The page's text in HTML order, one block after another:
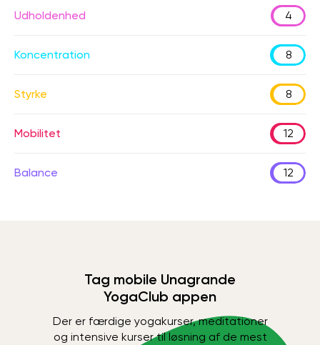
Udholdenhed 4
Koncentration 8
Styrke 8
Mobilitet 12
Balance 12
Tag mobile Unagrande
YogaClub appen
Der er færdige yogakurser, meditationer
og intensive kurser til løsning af de mest